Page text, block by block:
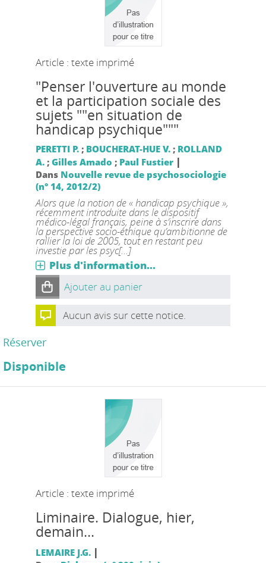
Article : texte imprimé
"Penser l'ouverture au monde
et la participation sociale des
sujets ""en situation de
handicap psychique"""
PERETTI P.; BOUCHERAT-HUE V.; ROLLAND
A.; Gilles Amado ; Paul Fustier |
Dans Nouvelle revue de psychosociologie
(n° 14, 2012/2)
Alors que la notion de « handicap psychique »,
récemment introduite dans le dispositif
médico-légal français, peine à s’inscrire dans
la perspective socio-éthique qu’ambitionne de
rallier la loi de 2005, tout en restant peu
investie par les psyc[...]
Plus d'information...
Ajouter au panier
Aucun avis sur cette notice.
Réserver
Disponible
Article : texte imprimé
Liminaire. Dialogue, hier,
demain...
LEMAIRE J.G. |